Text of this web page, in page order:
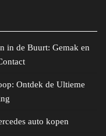
in de Buurt: Gemak en
Ontdek de Ultieme
auto kopen